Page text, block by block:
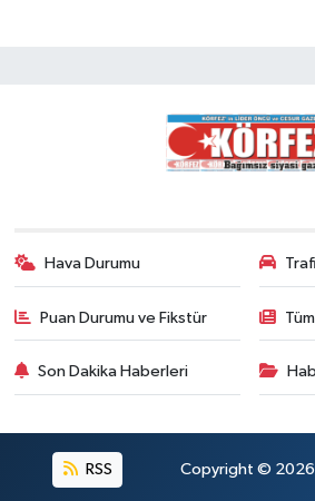
Hava Durumu
Puan Durumu ve Fikstür
Son Dakika Haberleri
RSS Copyright © 2026.